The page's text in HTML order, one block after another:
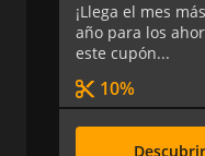
¡Llega el mes
año para los
este cupón...
10%